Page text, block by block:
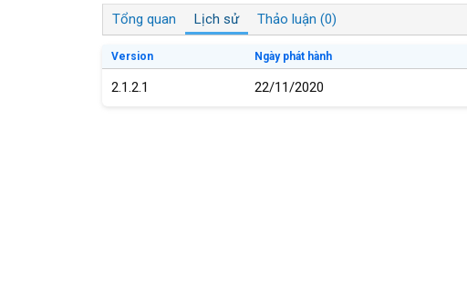
Tổng quan Lịch sử Thảo luận (0)
Version Ngày phát hành
2.1.2.1 22/11/2020